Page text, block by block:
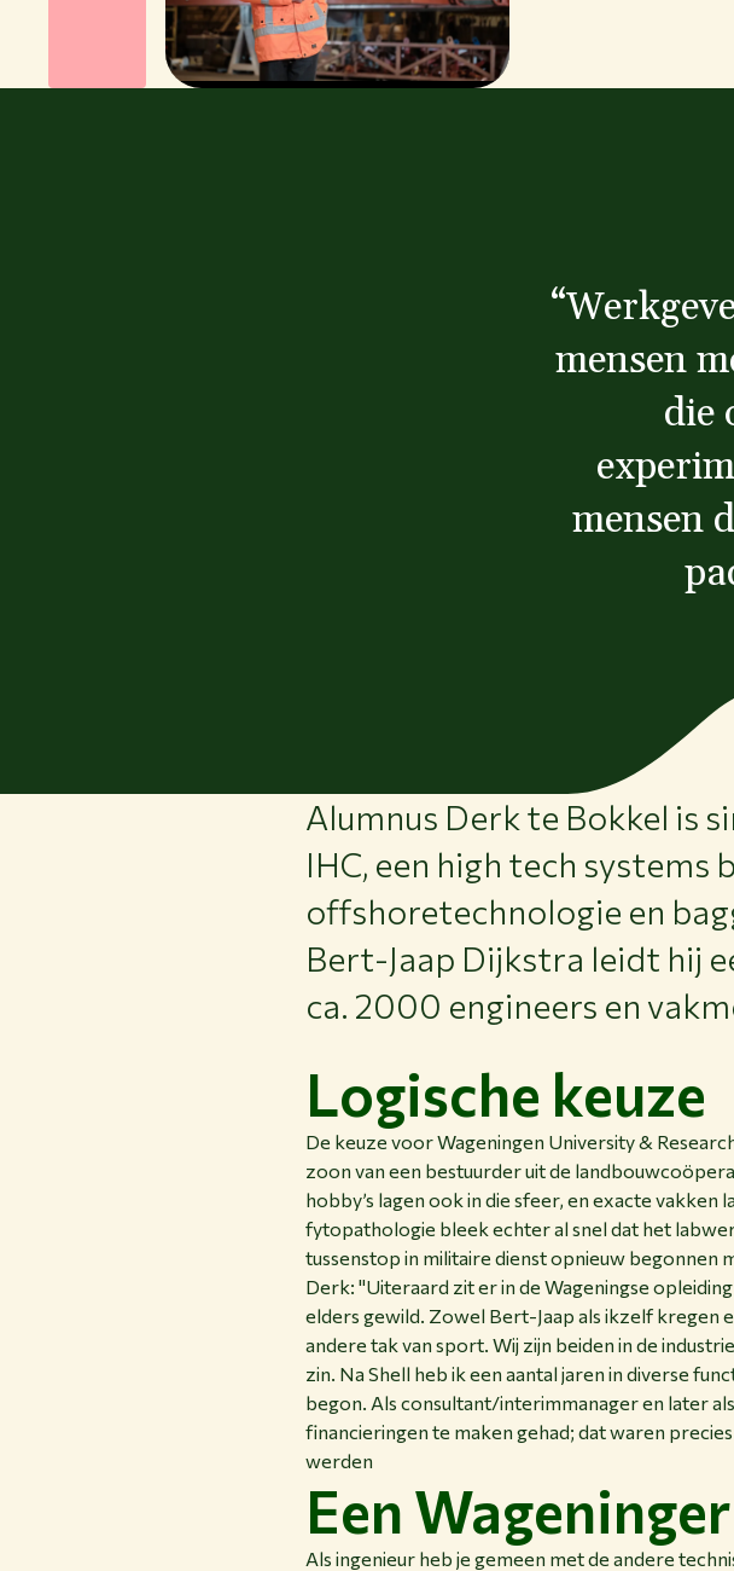
“
mensen
die
mensen
Alumnus Derk te Bokkel is
IHC, een high tech
offshoretechnologie en
Bert-Jaap Dijkstra leidt hij
ca. 2000 engineers en
Logische keuze
De keuze voor Wageningen University &
zoon van een bestuurder uit de
hobby’s lagen ook in die sfeer, en exacte
fytopathologie bleek echter al snel dat het
tussenstop in militaire dienst opnieuw begonnen
Derk: "Uiteraard zit er in de Wageningse
elders gewild. Zowel Bert-Jaap als ikzelf kregen
andere tak van sport. Wij zijn beiden in de
zin. Na Shell heb ik een aantal jaren in diverse
begon. Als consultant/interimmanager en later
financieringen te maken gehad; dat waren
werden
Een
Als ingenieur heb je gemeen met de andere